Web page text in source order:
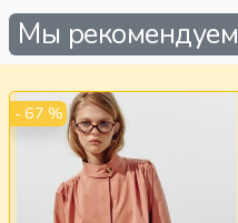
Мы рекомендуем
- 67 %